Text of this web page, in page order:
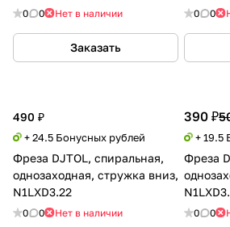
0 0 Нет в наличии
Заказать
0 0
490 ₽
+ 24.5 Бонусных рублей
Фреза DJTOL, спиральная,
однозаходная, стружка вниз,
N1LXD3.22
0 0 Нет в наличии
390 ₽
+ 19.5
Фреза
0 0